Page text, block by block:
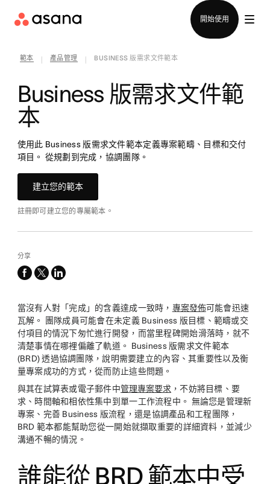
開始使用
範本 產品管理 BUSINESS 版需求文件範本
Business 版需求文件範
本
使用此 Business 版需求文件範本定義專案範疇、目標和交付
項目。 從規劃到完成，協調團隊。
建立您的範本
註冊即可建立您的專屬範本。
分享
facebook
x-
linkedin
當沒有人對「完成」的含義達成一致時， 專案發佈可能會迅速
瓦解。 團隊成員可能會在未定義 Business 版目標、範疇或交
付項目的情況下匆忙進行開發，而當里程碑開始滑落時，就不
清楚事情在哪裡偏離了軌道。 Business 版需求文件範本
(BRD) 透過協調團隊，說明需要建立的內容、其重要性以及衡
量專案成功的方式，從而防止這些問題。
與其在試算表或電子郵件中管理專案要求 ，不妨將目標、要
求、時間軸和相依性集中到單一工作流程中。 無論您是管理新
專案、完善 Business 版流程，還是協調產品和工程團隊，
BRD 範本都能幫助您從一開始就擷取重要的詳細資料，並減少
溝通不暢的情況。
誰能從 BRD 範本中受